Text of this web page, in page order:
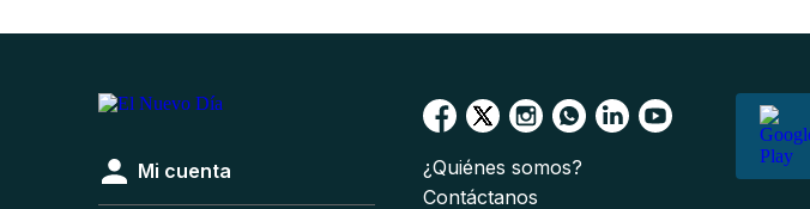
Mi cuenta
¿Quiénes somos?
Contáctanos